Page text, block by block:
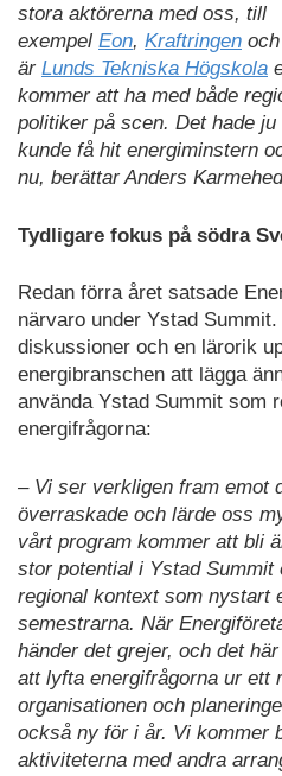
stora aktörerna med oss, till
exempel Eon, Kraftringen och
är Lunds Tekniska Högskola
kommer att ha med både
politiker på scen. Det hade
kunde få hit energiminstern
nu, berättar Anders
Tydligare fokus på södra
Redan förra året satsade
närvaro under Ystad
diskussioner och en lärorik
energibranschen att lägga
använda Ystad Summit som
energifrågorna:
– Vi ser verkligen fram emot
överraskade och lärde oss
vårt program kommer att bli
stor potential i Ystad Summit
regional kontext som nystart
semestrarna. När
händer det grejer, och det
att lyfta energifrågorna ur ett
organisationen och
också ny för i år. Vi kommer
aktiviteterna med andra